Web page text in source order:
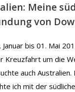
Meine
von
Januar bis 01. Mai
Kreuzfahrt um die
auch
ich mit der